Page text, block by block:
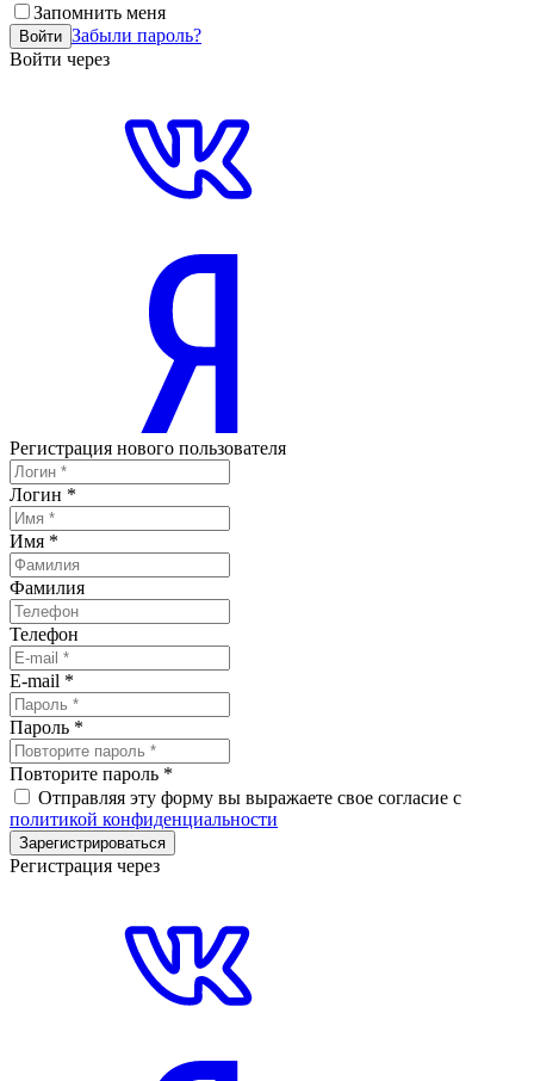
Запомнить меня
Войти Забыли пароль?
Войти через
Регистрация нового пользователя
Логин *
Имя *
Фамилия
Телефон
E-mail *
Пароль *
Повторите пароль *
Отправляя эту форму вы выражаете свое согласие с
политикой конфиденциальности
Зарегистрироваться
Регистрация через